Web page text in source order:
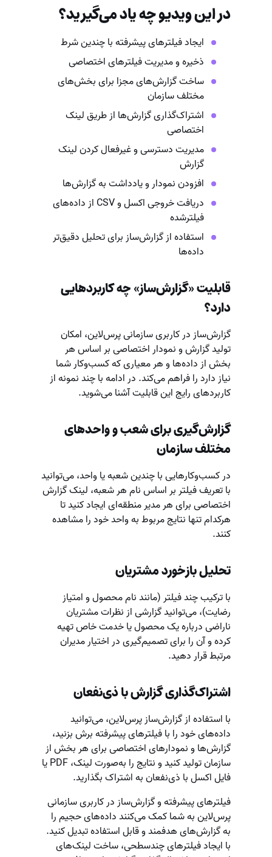
در این ویدیو چه یاد می‌گیرید؟
ایجاد فیلترهای پیشرفته با چندین شرط
ذخیره و مدیریت فیلترهای اختصاصی
ساخت گزارش‌های مجزا برای بخش‌های
مختلف سازمان
اشتراک‌گذاری گزارش‌ها از طریق لینک
اختصاصی
مدیریت دسترسی و غیرفعال کردن لینک
گزارش
افزودن نمودار و یادداشت به گزارش‌ها
دریافت خروجی اکسل و CSV از داده‌های
فیلترشده
استفاده از گزارش‌ساز برای تحلیل دقیق‌تر
داده‌ها
قابلیت «گزارش‌ساز» چه کاربردهایی
دارد؟
گزارش‌ساز در کاربری سازمانی پرس‌لاین، امکان
تولید گزارش و نمودار اختصاصی بر اساس هر
بخش از داده‌ها و هر معیاری که کسب‌وکار شما
نیاز دارد را فراهم می‌کند. در ادامه با چند نمونه از
کاربردهای رایج این قابلیت آشنا می‌شوید.
گزارش‌گیری برای شعب و واحدهای
مختلف سازمان
در کسب‌وکارهایی با چندین شعبه یا واحد، می‌توانید
با تعریف فیلتر بر اساس نام هر شعبه، لینک گزارش
اختصاصی برای هر مدیر منطقه‌ای ایجاد کنید تا
هرکدام تنها نتایج مربوط به واحد خود را مشاهده
کنند.
تحلیل بازخورد مشتریان
با ترکیب چند فیلتر (مانند نام محصول و امتیاز
رضایت)، می‌توانید گزارشی از نظرات مشتریان
ناراضی درباره یک محصول یا خدمت خاص تهیه
کرده و آن را برای تصمیم‌گیری در اختیار مدیران
مرتبط قرار دهید.
اشتراک‌گذاری گزارش با ذی‌نفعان
با استفاده از گزارش‌ساز پرس‌لاین، می‌توانید
داده‌های خود را با فیلترهای پیشرفته برش بزنید،
گزارش‌ها و نمودارهای اختصاصی برای هر بخش از
سازمان تولید کنید و نتایج را به‌صورت لینک، PDF یا
فایل اکسل با ذی‌نفعان به اشتراک بگذارید.
فیلترهای پیشرفته و گزارش‌ساز در کاربری سازمانی
پرس‌لاین به شما کمک می‌کنند داده‌های حجیم را
به گزارش‌های هدفمند و قابل استفاده تبدیل کنید.
با ایجاد فیلترهای چندسطحی، ساخت لینک‌های